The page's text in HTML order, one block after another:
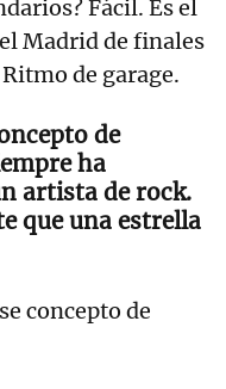
Fácil. Es el
Madrid de finales
de garage.
de
ha
artista de rock.
que una estrella
concepto de